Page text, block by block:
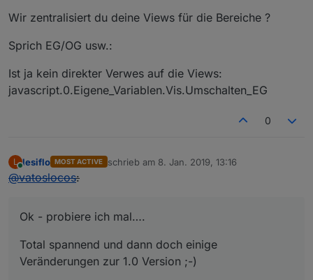
Wir zentralisiert du deine Views für die Bereiche ?
Sprich EG/OG usw.:
Ist ja kein direkter Verwes auf die Views:
javascript.0.Eigene_Variablen.Vis.Umschalten_EG
0
L
Online
lesiflo MOST ACTIVE schrieb am 8. Jan. 2019, 13:16
zuletzt editiert von
@vatoslocos:
Ok - probiere ich mal….
Total spannend und dann doch einige
Veränderungen zur 1.0 Version ;-)